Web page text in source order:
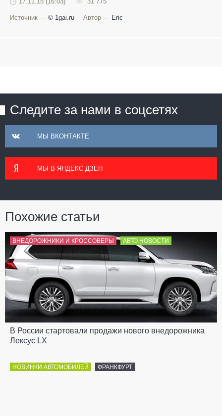
Источник — © 1gai.ru Автор — Eric
Следите за нами в соцсетях
МЫ ВКОНТАКТЕ
МЫ В ЯНДЕКС ДЗЕН
Похожие статьи
ВНЕДОРОЖНИКИ И КРОССОВЕРЫ АВТО НОВОСТИ
В России стартовали продажи нового внедорожника
Лексус LX
НОВИНКИ АВТОМОБИЛЕЙ ФРАНКФУРТ